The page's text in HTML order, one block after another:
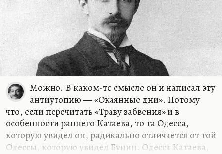
Можно. В каком-то смысле он и написал эту
антиутопию — «Окаянные дни». Потому
что, если перечитать «Траву забвения» и в
особенности раннего Катаева, то та Одесса,
которую увидел он, радикально отличается от той
Одессы, которую увидел Бунин. Одесса Катаева,